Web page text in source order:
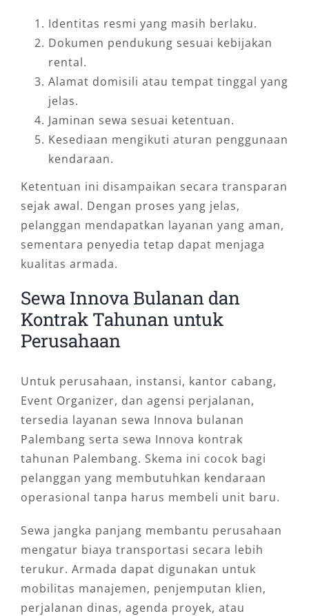
Identitas resmi yang masih berlaku.
Dokumen pendukung sesuai kebijakan
rental.
Alamat domisili atau tempat tinggal yang
jelas.
Jaminan sewa sesuai ketentuan.
Kesediaan mengikuti aturan penggunaan
kendaraan.
Ketentuan ini disampaikan secara transparan
sejak awal. Dengan proses yang jelas,
pelanggan mendapatkan layanan yang aman,
sementara penyedia tetap dapat menjaga
kualitas armada.
Sewa Innova Bulanan dan
Kontrak Tahunan untuk
Perusahaan
Untuk perusahaan, instansi, kantor cabang,
Event Organizer, dan agensi perjalanan,
tersedia layanan sewa Innova bulanan
Palembang serta sewa Innova kontrak
tahunan Palembang. Skema ini cocok bagi
pelanggan yang membutuhkan kendaraan
operasional tanpa harus membeli unit baru.
Sewa jangka panjang membantu perusahaan
mengatur biaya transportasi secara lebih
terukur. Armada dapat digunakan untuk
mobilitas manajemen, penjemputan klien,
perjalanan dinas, agenda proyek, atau